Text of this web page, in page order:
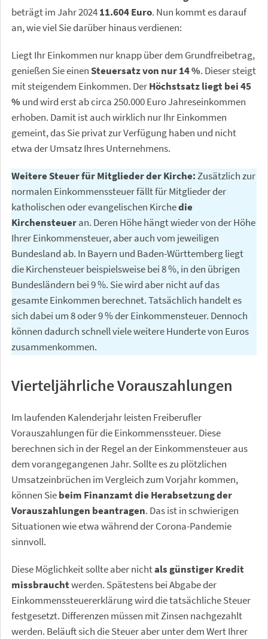
beträgt im Jahr 202411.604 Euro. Nun kommt es darauf
an, wie viel Sie darüber hinaus verdienen:
Liegt Ihr Einkommen nur knapp über dem Grundfreibetrag,
genießen Sie einenSteuersatz von nur 14 %. Dieser steigt
mit steigendem Einkommen. DerHöchstsatz liegt bei 45
% und wird erst ab circa 250.000 Euro Jahreseinkommen
erhoben. Damit ist auch wirklich nur Ihr Einkommen
gemeint, das Sie privat zur Verfügung haben und nicht
etwa der Umsatz Ihres Unternehmens.
Weitere Steuer für Mitglieder der Kirche:Zusätzlich zur
normalen Einkommenssteuer fällt für Mitglieder der
katholischen oder evangelischen Kirchedie
Kirchensteueran. Deren Höhe hängt wieder von der Höhe
Ihrer Einkommensteuer, aber auch vom jeweiligen
Bundesland ab. In Bayern und Baden-Württemberg liegt
die Kirchensteuer beispielsweise bei 8 %, in den übrigen
Bundesländern bei 9 %. Sie wird aber nicht auf das
gesamte Einkommen berechnet. Tatsächlich handelt es
sich dabei um 8 oder 9 % der Einkommensteuer. Dennoch
können dadurch schnell viele weitere Hunderte von Euros
zusammenkommen.
Vierteljährliche Vorauszahlungen
Im laufenden Kalenderjahr leisten Freiberufler
Vorauszahlungen für die Einkommenssteuer. Diese
berechnen sich in der Regel an der Einkommensteuer aus
dem vorangegangenen Jahr. Sollte es zu plötzlichen
Umsatzeinbrüchen im Vergleich zum Vorjahr kommen,
können Siebeim Finanzamt die Herabsetzung der
Vorauszahlungen beantragen. Das ist in schwierigen
Situationen wie etwa während der Corona-Pandemie
sinnvoll.
Diese Möglichkeit sollte aber nichtals günstiger Kredit
missbrauchtwerden. Spätestens bei Abgabe der
Einkommenssteuererklärung wird die tatsächliche Steuer
festgesetzt. Differenzen müssen mit Zinsen nachgezahlt
werden. Beläuft sich die Steuer aber unter dem Wert Ihrer